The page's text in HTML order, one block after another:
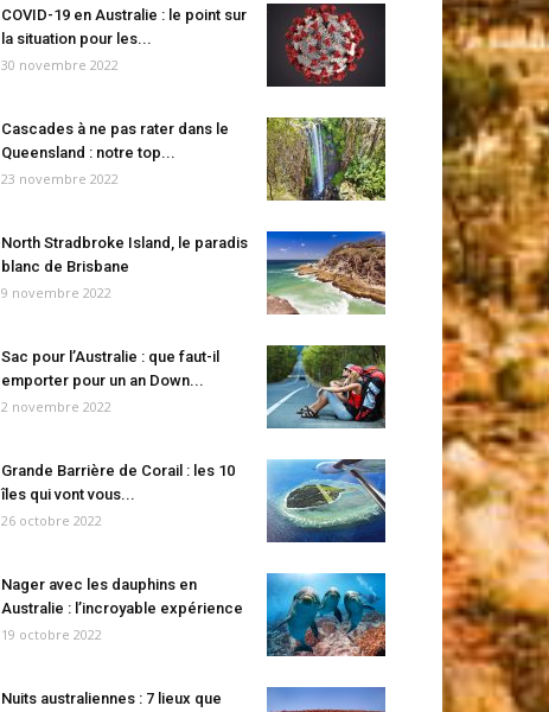
COVID-19 en Australie : le point sur
la situation pour les...
30 novembre 2022
Cascades à ne pas rater dans le
Queensland : notre top...
23 novembre 2022
North Stradbroke Island, le paradis
blanc de Brisbane
9 novembre 2022
Sac pour l’Australie : que faut-il
emporter pour un an Down...
2 novembre 2022
Grande Barrière de Corail : les 10
îles qui vont vous...
26 octobre 2022
Nager avec les dauphins en
Australie : l’incroyable expérience
19 octobre 2022
Nuits australiennes : 7 lieux que